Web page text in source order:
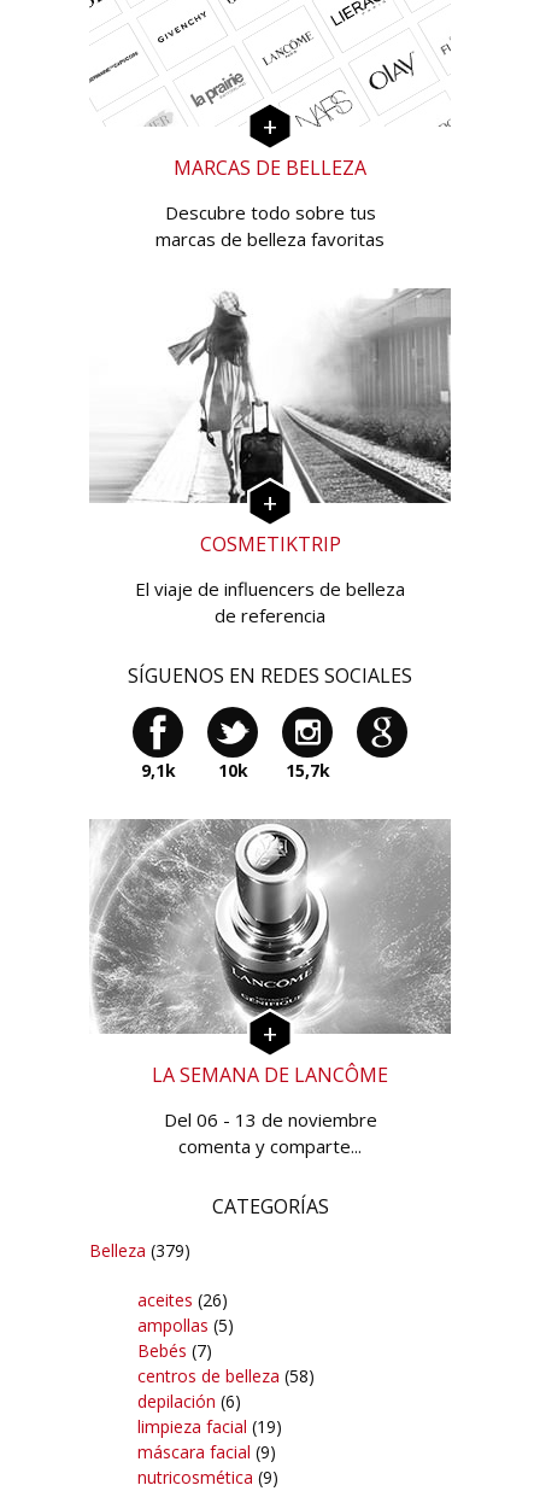
MARCAS DE BELLEZA
Descubre todo sobre tus
marcas de belleza favoritas
COSMETIKTRIP
El viaje de influencers de belleza
de referencia
SÍGUENOS EN REDES SOCIALES
9,1k 10k 15,7k
LA SEMANA DE LANCÔME
Del 06 - 13 de noviembre
comenta y comparte...
CATEGORÍAS
Belleza (379)
aceites (26)
ampollas (5)
Bebés (7)
centros de belleza (58)
depilación (6)
limpieza facial (19)
máscara facial (9)
nutricosmética (9)